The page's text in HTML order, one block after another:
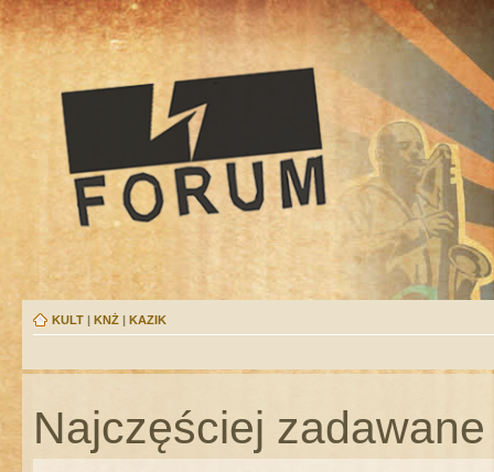
KULT | KNŻ | KAZIK
Najczęściej